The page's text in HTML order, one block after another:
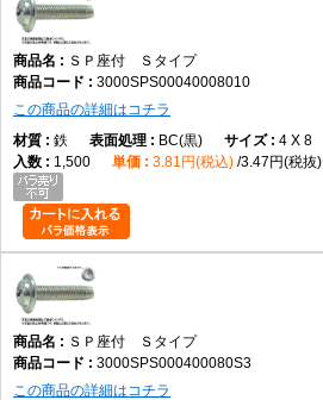
ＳＰ座付 Ｓタイプ
3000SPS00040008010
この商品の詳細はコチラ
鉄
BC(黒) 4 X 8
1,500
3.81円(税込) 3.47円(税抜)
ＳＰ座付 Ｓタイプ
3000SPS000400080S3
この商品の詳細はコチラ